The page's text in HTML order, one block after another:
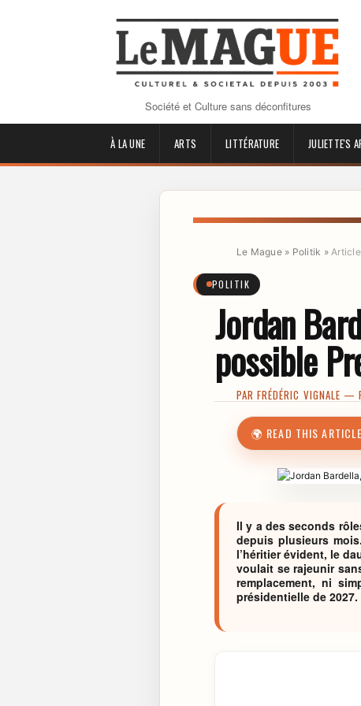
Société et Culture sans déconfitures
À LA UNE ARTS LITTÉRATURE JULIETTE'S
Le Mague» Politik » Article
POLITIK
Jordan
possible
PARFRÉDÉRIC VIGNALE —
🌍 READ THIS
Il y a des seconds
depuis plusieurs
l’héritier évident, le
voulait se rajeunir
remplacement, ni
présidentielle de 2027.